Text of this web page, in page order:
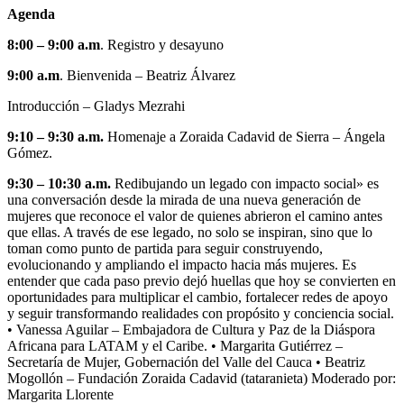
Agenda
8:00 – 9:00 a.m. Registro y desayuno
9:00 a.m. Bienvenida – Beatriz Álvarez
Introducción – Gladys Mezrahi
9:10 – 9:30 a.m. Homenaje a Zoraida Cadavid de Sierra – Ángela
Gómez.
9:30 – 10:30 a.m. Redibujando un legado con impacto social» es
una conversación desde la mirada de una nueva generación de
mujeres que reconoce el valor de quienes abrieron el camino antes
que ellas. A través de ese legado, no solo se inspiran, sino que lo
toman como punto de partida para seguir construyendo,
evolucionando y ampliando el impacto hacia más mujeres. Es
entender que cada paso previo dejó huellas que hoy se convierten en
oportunidades para multiplicar el cambio, fortalecer redes de apoyo
y seguir transformando realidades con propósito y conciencia social.
• Vanessa Aguilar – Embajadora de Cultura y Paz de la Diáspora
Africana para LATAM y el Caribe. • Margarita Gutiérrez –
Secretaría de Mujer, Gobernación del Valle del Cauca • Beatriz
Mogollón – Fundación Zoraida Cadavid (tataranieta) Moderado por:
Margarita Llorente